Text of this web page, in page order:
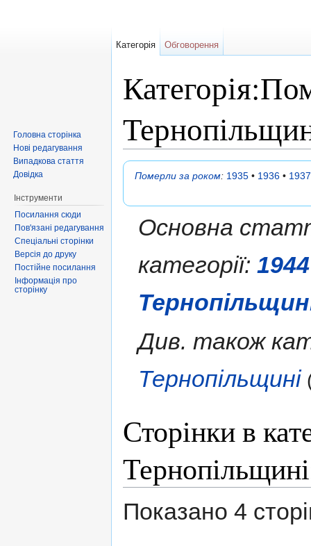
Померли за роком: 1935• 1936• 1937
Основна
категорії:
Див. також
Тернопільщині
Сторінки в
Показано 4
Категорія Обговорення
Головна сторінка
Нові редагування
Випадкова стаття
Довідка
Інструменти
Посилання сюди
Пов'язані редагування
Спеціальні сторінки
Версія до друку
Постійне посилання
Інформація про
сторінку